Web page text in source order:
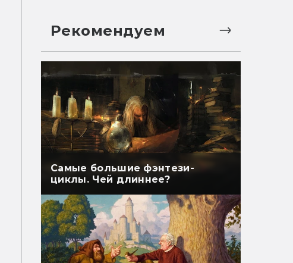
Рекомендуем
Самые большие фэнтези-
циклы. Чей длиннее?